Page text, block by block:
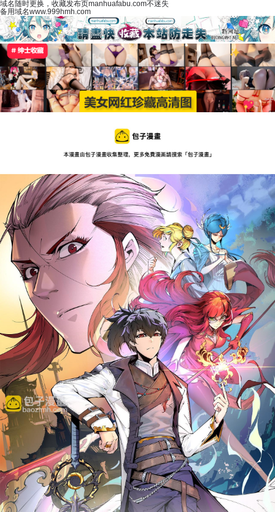
域名随时更换，收藏发布页manhuafabu.com不迷失
备用域名www.999hmh.com